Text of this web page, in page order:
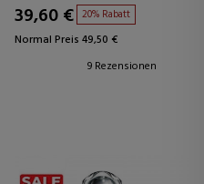
39,60 € 20% Rabatt
Normal Preis 49,50 €
9 Rezensionen